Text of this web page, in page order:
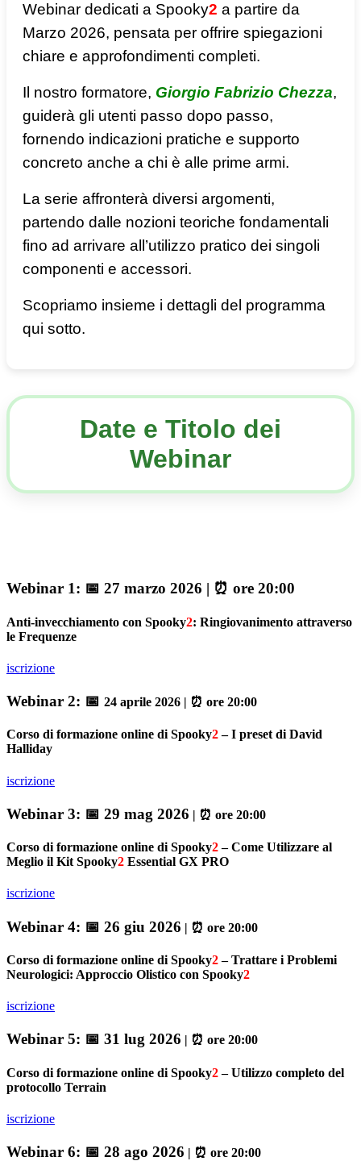
Webinar dedicati a Spooky2 a partire da
Marzo 2026, pensata per offrire spiegazioni
chiare e approfondimenti completi.
Il nostro formatore, Giorgio Fabrizio Chezza,
guiderà gli utenti passo dopo passo,
fornendo indicazioni pratiche e supporto
concreto anche a chi è alle prime armi.
La serie affronterà diversi argomenti,
partendo dalle nozioni teoriche fondamentali
fino ad arrivare all’utilizzo pratico dei singoli
componenti e accessori.
Scopriamo insieme i dettagli del programma
qui sotto.
Date e Titolo dei
Webinar
Webinar 1: 📅 27 marzo 2026 | ⏰ ore 20:00
Anti-invecchiamento con Spooky2: Ringiovanimento attraverso
le Frequenze
iscrizione
Webinar 2: 📅 24 aprile 2026 | ⏰ ore 20:00
Corso di formazione online di Spooky2– I preset di David
Halliday
iscrizione
Webinar 3: 📅 29 mag 2026 | ⏰ ore 20:00
Corso di formazione online di Spooky2– Come Utilizzare al
Meglio il Kit Spooky2 Essential GX PRO
iscrizione
Webinar 4: 📅 26 giu 2026 | ⏰ ore 20:00
Corso di formazione online di Spooky2– Trattare i Problemi
Neurologici: Approccio Olistico con Spooky2
iscrizione
Webinar 5: 📅 31 lug 2026 | ⏰ ore 20:00
Corso di formazione online di Spooky2– Utilizzo completo del
protocollo Terrain
iscrizione
Webinar 6: 📅 28 ago 2026 | ⏰ ore 20:00